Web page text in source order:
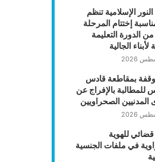
الإسلامية تنظم
إختتام المرحلة
من الدورة التعليمة
لأبناء الجالية
بمقاطعة قادس
للمطالبة بالإفراج عن
المدنيين الصحراويين
قضائي للهوية
في ملفات الجنسية